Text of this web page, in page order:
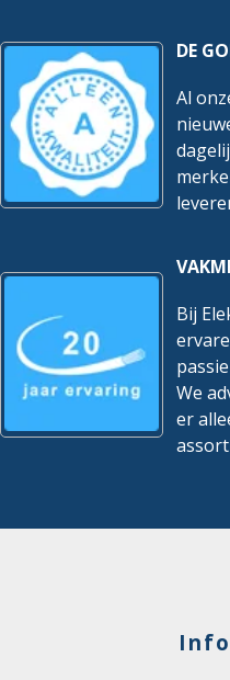
DE
Al
Bij
We
er